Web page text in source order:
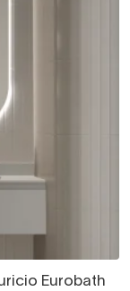
Eurobath